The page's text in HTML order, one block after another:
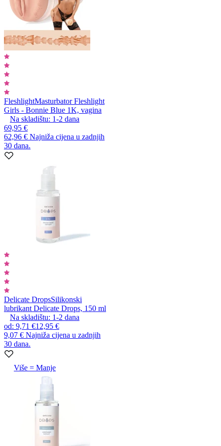
FleshlightMasturbator Fleshlight
Girls - Bonnie Blue 1K, vagina
Na skladištu: 1-2 dana
69,95 €
62,96 € Najniža cijena u zadnjih
30 dana.
Delicate DropsSilikonski
lubrikant Delicate Drops, 150 ml
Na skladištu: 1-2 dana
od: 9,71 €12,95 €
9,07 € Najniža cijena u zadnjih
30 dana.
Više = Manje